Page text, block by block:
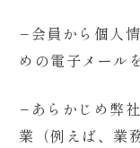
−会員から個人
めの電子メール
− あらかじめ弊
業（例えば、業